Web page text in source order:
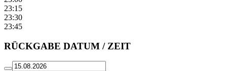
23:15
23:30
23:45
RÜCKGABE DATUM / ZEIT